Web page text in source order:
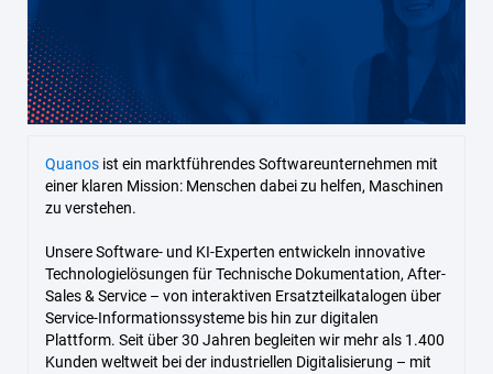
Quanos ist ein marktführendes Softwareunternehmen mit
einer klaren Mission: Menschen dabei zu helfen, Maschinen
zu verstehen.
Unsere Software- und KI-Experten entwickeln innovative
Technologielösungen für Technische Dokumentation, After-
Sales & Service – von interaktiven Ersatzteilkatalogen über
Service-Informationssysteme bis hin zur digitalen
Plattform. Seit über 30 Jahren begleiten wir mehr als 1.400
Kunden weltweit bei der industriellen Digitalisierung – mit